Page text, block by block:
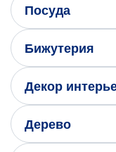
+7
,
в MAX
Посуда
Бижутерия
Декор
Дерево